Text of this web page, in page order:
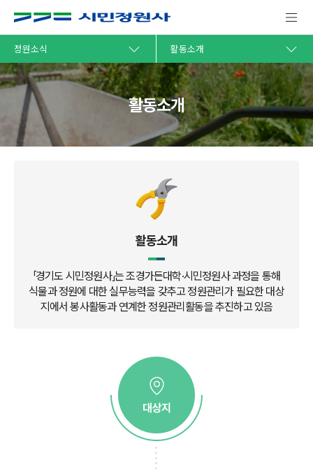
정원소식 활동소개
활동소개
활동소개
「경기도 시민정원사」는 조경가든대학·시민정원사 과정을 통해
식물과 정원에 대한 실무능력을 갖추고 정원관리가 필요한 대상
지에서 봉사활동과 연계한 정원관리활동을 추진하고 있음